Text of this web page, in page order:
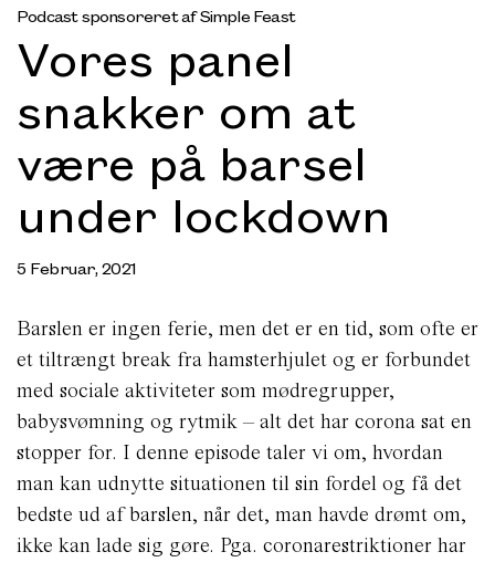
Podcast sponsoreret af Simple Feast
Vores panel
snakker om at
være på barsel
under lockdown
5 Februar, 2021
Barslen er ingen ferie, men det er en tid, som ofte er
et tiltrængt break fra hamsterhjulet og er forbundet
med sociale aktiviteter som mødregrupper,
babysvømning og rytmik – alt det har corona sat en
stopper for. I denne episode taler vi om, hvordan
man kan udnytte situationen til sin fordel og få det
bedste ud af barslen, når det, man havde drømt om,
ikke kan lade sig gøre. Pga. coronarestriktioner har